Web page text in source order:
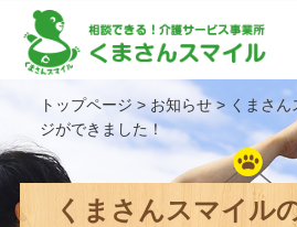
トップページ >お知らせ> くまさ
ジができました！
くまさんスマイル